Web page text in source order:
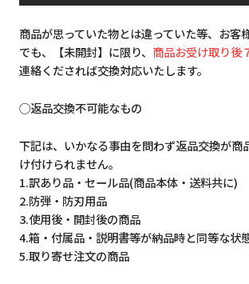
商品が思っていた物とは違っていた等、お客
でも、【未開封】に限り、 商品お受け取り後
連絡くだされば交換対応いたします。
◯返品交換不可能なもの
下記は、いかなる事由を問わず返品交換が商
け付けられません。
1.訳あり品・セール品(商品本体・送料共に)
2.防弾・防刃用品
3.使用後・開封後の商品
4.箱・付属品・説明書等が納品時と同等な状
5.取り寄せ注文の商品